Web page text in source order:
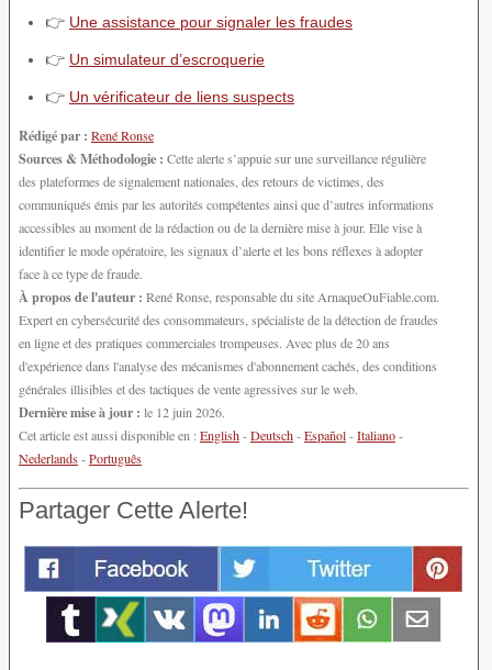
👉 Une assistance pour signaler les fraudes
👉 Un simulateur d’escroquerie
👉 Un vérificateur de liens suspects
Rédigé par : René Ronse
Sources & Méthodologie : Cette alerte s’appuie sur une surveillance régulière
des plateformes de signalement nationales, des retours de victimes, des
communiqués émis par les autorités compétentes ainsi que d’autres informations
accessibles au moment de la rédaction ou de la dernière mise à jour. Elle vise à
identifier le mode opératoire, les signaux d’alerte et les bons réflexes à adopter
face à ce type de fraude.
À propos de l'auteur : René Ronse, responsable du site ArnaqueOuFiable.com.
Expert en cybersécurité des consommateurs, spécialiste de la détection de fraudes
en ligne et des pratiques commerciales trompeuses. Avec plus de 20 ans
d'expérience dans l'analyse des mécanismes d'abonnement cachés, des conditions
générales illisibles et des tactiques de vente agressives sur le web.
Dernière mise à jour : le 12 juin 2026.
Cet article est aussi disponible en :English-Deutsch-Español-Italiano-
Nederlands-Português
Partager Cette Alerte!